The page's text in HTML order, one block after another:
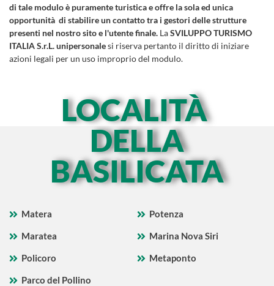
di tale modulo è puramente turistica e offre la sola ed unica
opportunità di stabilire un contatto tra i gestori delle strutture
presenti nel nostro sito e l'utente finale. LaSVILUPPO TURISMO
ITALIA S.r.L. unipersonalesi riserva pertanto il diritto di iniziare
azioni legali per un uso improprio del modulo.
LOCALITÀ
DELLA
BASILICATA
Matera
Potenza
Maratea
Marina Nova Siri
Policoro
Metaponto
Parco del Pollino